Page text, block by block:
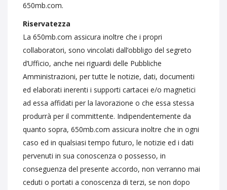
650mb.com.
Riservatezza
La 650mb.com assicura inoltre che i propri
collaboratori, sono vincolati dall’obbligo del segreto
d’Ufficio, anche nei riguardi delle Pubbliche
Amministrazioni, per tutte le notizie, dati, documenti
ed elaborati inerenti i supporti cartacei e/o magnetici
ad essa affidati per la lavorazione o che essa stessa
produrrà per il committente. Indipendentemente da
quanto sopra, 650mb.com assicura inoltre che in ogni
caso ed in qualsiasi tempo futuro, le notizie ed i dati
pervenuti in sua conoscenza o possesso, in
conseguenza del presente accordo, non verranno mai
ceduti o portati a conoscenza di terzi, se non dopo